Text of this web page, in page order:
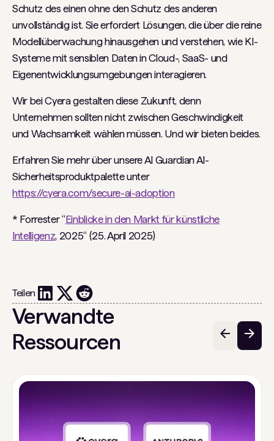
Schutz des einen ohne den Schutz des anderen
unvollständig ist. Sie erfordert Lösungen, die über die reine
Modellüberwachung hinausgehen und verstehen, wie KI-
Systeme mit sensiblen Daten in Cloud-, SaaS- und
Eigenentwicklungsumgebungen interagieren.
Wir bei Cyera gestalten diese Zukunft, denn
Unternehmen sollten nicht zwischen Geschwindigkeit
und Wachsamkeit wählen müssen. Und wir bieten beides.
Erfahren Sie mehr über unsere AI Guardian AI-
Sicherheitsproduktpalette unter
https://cyera.com/secure-ai-adoption
* Forrester “Einblicke in den Markt für künstliche
Intelligenz, 2025“ (25. April 2025)
Teilen
Verwandte
Ressourcen